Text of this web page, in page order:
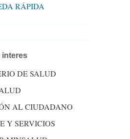
RÁPIDA
interes
DE SALUD
AL CIUDADANO
Y SERVICIOS